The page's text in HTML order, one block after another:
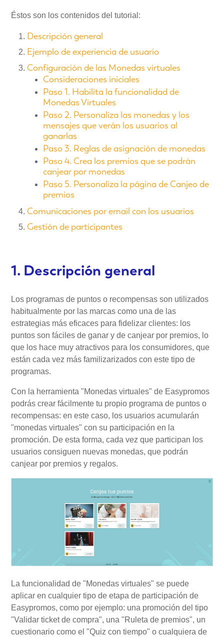
Éstos son los contenidos del tutorial:
Descripción general
Ejemplo de experiencia de usuario
Configuración de las Monedas virtuales
Consideraciones iniciales
Paso 1. Habilita la funcionalidad de
Monedas Virtuales
Paso 2. Personaliza las monedas y los
mensajes que verán los usuarios al
ganarlas
Paso 3. Reglas de asignación de monedas
Paso 4. Crea los premios que se podrán
canjear por monedas
Paso 5. Personaliza la página de Canjeo de
premios
Comunicaciones por email con los usuarios
Gestión de participantes
1. Descripción general
Los programas de puntos o recompensas son utilizados
habitualmente por las marcas como una de las
estrategias más eficaces para fidelizar clientes: los
puntos son fáciles de ganar y de canjear por premios, lo
que los hace muy atractivos para los consumidores, que
están cada vez más familizarizados con este tipo de
programas.
Con la herramienta "Monedas virtuales" de Easypromos
podrás crear fácilmente tu propio programa de puntos o
recompensas: en este caso, los usuarios acumularán
"monedas virtuales" con su participación en la
promoción. De esta forma, cada vez que participan los
usuarios consiguen nuevas monedas, que podrán
canjear por premios y regalos.
La funcionalidad de "Monedas virtuales" se puede
aplicar en cualquier tipo de etapa de participación de
Easypromos, como por ejemplo: una promoción del tipo
"Validar ticket de compra", una "Ruleta de premios", un
cuestionario como el "Quiz con tiempo" o cualquiera de